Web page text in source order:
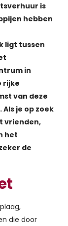
is
hebben
ligt tussen
in
rijke
van deze
je op zoek
vrienden,
het
de
die door